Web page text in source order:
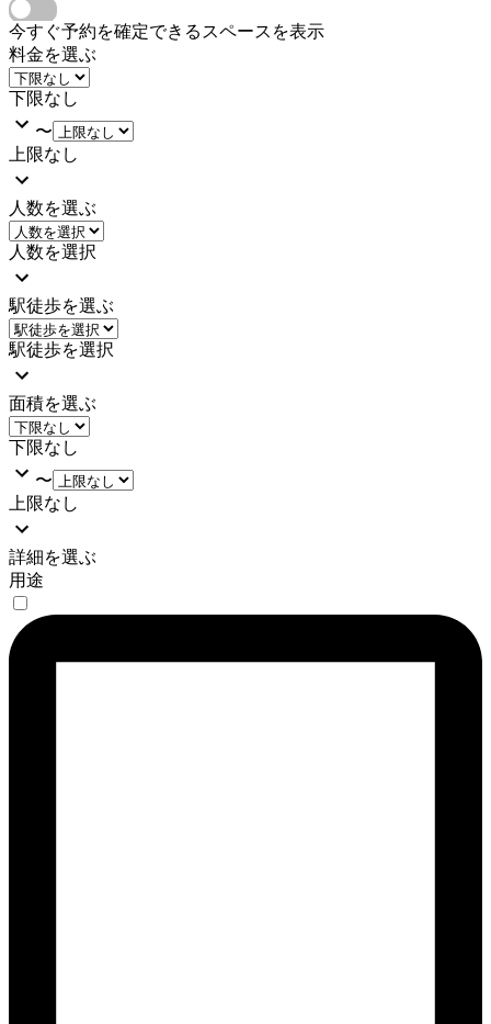
今すぐ予約を確定できるスペースを表示
料金を選ぶ
下限なし
〜
上限なし
人数を選ぶ
人数を選択
駅徒歩を選ぶ
駅徒歩を選択
面積を選ぶ
下限なし
〜
上限なし
詳細を選ぶ
用途